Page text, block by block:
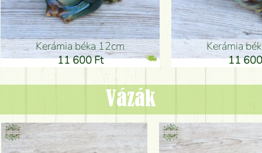
Kerámia béka 12cm
11 600 Ft
Kerámia
11
Vázák